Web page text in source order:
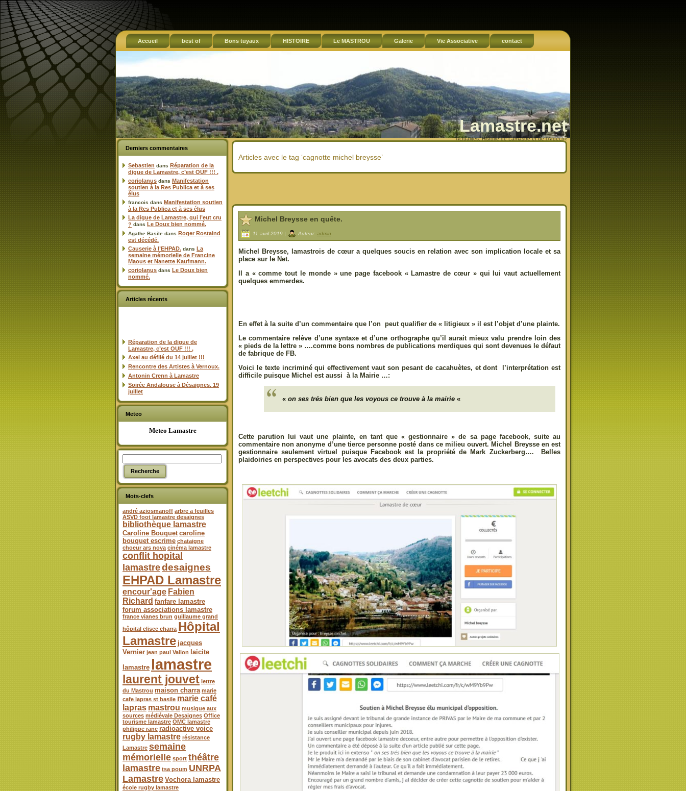
Accueil best of Bons tuyaux HISTOIRE Le MASTROU Galerie Vie Associative contact
Lamastre.net
Actualités, Histoire de Lamastre et de l'Ardèche
Derniers commentaires
Sebastien dans Réparation de la
digue de Lamastre, c’est OUF !!! ,
coriolanus dans Manifestation
soutien à la Res Publica et à ses
élus
francois dans Manifestation soutien
à la Res Publica et à ses élus
La digue de Lamastre, qui l’eut cru
? dans Le Doux bien nommé.
Agathe Basile dans Roger Rostaind
est décédé.
Causerie à l’EHPAD. dans La
semaine mémorielle de Francine
Maous et Nanette Kaufmann.
coriolanus dans Le Doux bien
nommé.
Articles récents
Réparation de la digue de
Lamastre, c’est OUF !!! ,
Axel au défilé du 14 juillet !!!
Rencontre des Artistes à Vernoux.
Antonin Crenn à Lamastre
Soirée Andalouse à Désaignes. 19
juillet
Meteo
Meteo Lamastre
Mots-clefs
andré aziosmanoff arbre a feuilles
ASVD foot lamastre desaignes
bibliothèque lamastre
Caroline Bouquet caroline
bouquet escrime chataigne
choeur ars nova cinéma lamastre
conflit hopital
lamastredesaignes
EHPAD Lamastre
encour'age Fabien
Richard fanfare lamastre
forum associations lamastre
france vianes brun guillaume grand
hôpital elisee charra Hôpital
Lamastre jacques
Vernier jean paul Vallon
laicite
lamastre lamastre
laurent jouvet lettre
du Mastrou maison charra marie
cafe lapras st basile marie café
lapras mastrou musique aux
sources médiévale Desaignes Office
tourisme lamastre OMC lamastre
philippe ranc radioactive voice
rugby lamastre résistance
Lamastre semaine
mémorielle sport théâtre
lamastre tsa poum UNRPA
Lamastre Vochora lamastre
école rugby lamastre
Articles avec le tag ‘cagnotte michel breysse’
Michel Breysse en quête.
11 avril 2019 | Auteur: admin
Michel Breysse, lamastrois de cœur a quelques soucis en relation avec son implication locale et sa
place sur le Net.
Il a « comme tout le monde » une page facebook « Lamastre de cœur » qui lui vaut actuellement
quelques emmerdes.
En effet à la suite d’un commentaire que l’on peut qualifier de « litigieux » il est l’objet d’une plainte.
Le commentaire relève d’une syntaxe et d’une orthographe qu’il aurait mieux valu prendre loin des
« pieds de la lettre » ….comme bons nombres de publications merdiques qui sont devenues le défaut
de fabrique de FB.
Voici le texte incriminé qui effectivement vaut son pesant de cacahuètes, et dont l’interprétation est
difficile puisque Michel est aussi à la Mairie …:
« on ses trés bien que les voyous ce trouve à la mairie «
Cette parution lui vaut une plainte, en tant que « gestionnaire » de sa page facebook, suite au
commentaire non anonyme d’une tierce personne posté dans ce milieu ouvert. Michel Breysse en est
gestionnaire seulement virtuel puisque Facebook est la propriété de Mark Zuckerberg…. Belles
plaidoiries en perspectives pour les avocats des deux parties.